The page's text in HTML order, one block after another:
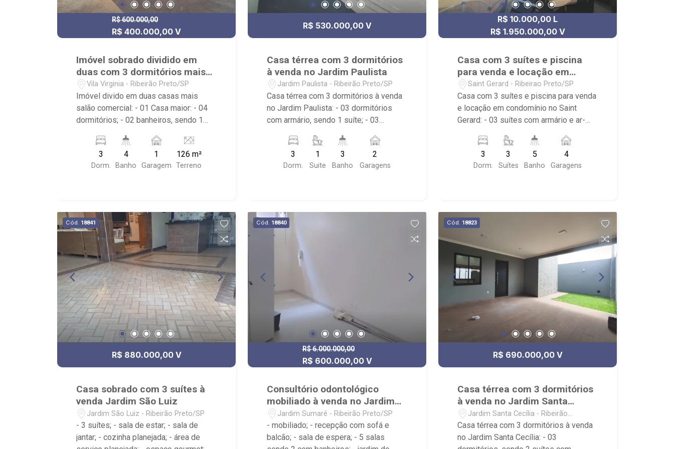
salão de festas, quadra poliesportiva e
seleto; - Próximo ao CrossFit Bonfim,
Centro Veterinário, Posto Alpha Center.
para um público seleto; - Próximo ao
CrossFit Bonfim, Restaurante Zucker,
Mundo Animal Centro Veterinário, Posto
R$ 600.000,00
R$ 400.000,00 V
Imóvel sobrado dividido em
duas com 3 dormitórios mais
salão à venda no Vila Virgínia
Vila Virginia - Ribeirão Preto/SP
Imóvel divido em duas casas mais
salão comercial: - 01 Casa maior: - 04
dormitórios; - 02 banheiros, sendo 1
- Living dois ambientes; - Sala de
Jantar; - Sala de TV; - Escritório; -
Ventilador de teto; - Cozinha planejada;
estar; - Cozinha; - Salão de esquina
com portas de enrolar: - 01 banheiro -
Imóvel negociável; - Imóvel próximo à
Av. Bandeirantes e Toco`s Bar.
3
Dorm.
4
Banho
1
Garagem
126 m²
Terreno
R$ 530.000,00 V
Casa térrea com 3 dormitórios
à venda no Jardim Paulista
Jardim Paulista - Ribeirão Preto/SP
Casa térrea com 3 dormitórios à venda
no Jardim Paulista: - 03 dormitórios
com armário, sendo 1 suíte; - 03
02 vagas de garagem, sendo 1 coberta;
- Living dois ambientes; - Sala de
Jantar; - Ventilador de teto; - Cozinha
Villa Sucreê, Olianchi Ribeirão e Av.
Treze de Maio.
3
Dorm.
1
Suite
3
Banho
2
Garagens
R$ 10.000,00 L
R$ 1.950.000,00 V
Casa com 3 suítes e piscina
para venda e locação em
condomínio no Saint Gerard
Saint Gerard - Ribeirao Preto/SP
Casa com 3 suítes e piscina para venda
e locação em condomínio no Saint
Gerard: - 03 suítes com armário e ar-
armário, espelho e box; - 01 Lavabo; -
04 vagas de vagaram, sendo duas
cobertas; - Living dois ambientes; -
lateral; - Espaço gourmet; -
Jardim/Paisagismo; - Piscina; -
Aquecimento Solar; - Condomínio com
portaria 24hs, praça de convivência e
playground. - Próximo ao colégio
Marista Champagnat, Shopping Mirante
Plaza, Pão de Açucar, farmácia e
pizzaria Bella Citta.
3
Dorm.
3
Suítes
5
Banho
4
Garagens
Cód. 18841
R$ 880.000,00 V
Casa sobrado com 3 suítes à
venda Jardim São Luiz
Jardim São Luiz - Ribeirão Preto/SP
- 3 suítes; - sala de estar; - sala de
jantar; - cozinha planejada; - área de
Cód. 18840
R$ 6.000.000,00
R$ 600.000,00 V
Consultório odontológico
mobiliado à venda no Jardim
Sumaré
Jardim Sumaré - Ribeirão Preto/SP
- mobiliado; - recepção com sofá e
balcão; - sala de espera; - 5 salas
Cód. 18823
R$ 690.000,00 V
Casa térrea com 3 dormitórios
à venda no Jardim Santa
Cecília
Jardim Santa Cecília - Ribeirão
Preto/SP
Casa térrea com 3 dormitórios à venda
no Jardim Santa Cecília: - 03